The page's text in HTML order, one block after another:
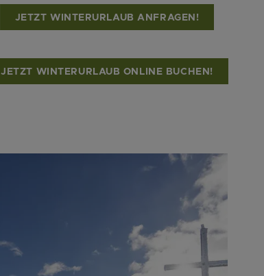
JETZT WINTERURLAUB ANFRAGEN!
JETZT WINTERURLAUB ONLINE BUCHEN!